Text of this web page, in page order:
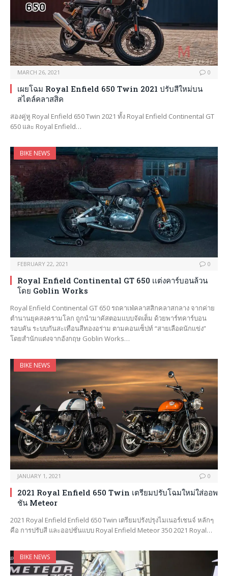
MARCH 26, 2021 0
เผยโฉม Royal Enfield 650 Twin 2021 ปรับสีใหม่บน
สไตล์คลาสสิค
สองคู่หู Royal Enfield 650 Twin 2021 ทั้ง Royal Enfield Continental GT
650 และ Royal Enfield…
BIKE NEWS
FEBRUARY 22, 2021 0
Royal Enfield Continental GT 650 เเต่งคาร์บอนล้วน
โดย Goblin Works
Royal Enfield Continental GT 650 รถคาเฟ่คลาสสิกคลาสกลาง จากค่าย
ตำนานยุคสงครามโลก ถูกนำมาคัสตอมเเบบจัดเต็ม ด้วยพาร์ทคาร์บอน
รอบคัน ระบบกันสะเทือนสีทองอร่าม ตามคอนเซ็ปท์ “สายเลือดนักเเข่ง”
โดยสำนักแต่งจากอังกฤษ Goblin Works…
BIKE NEWS
JANUARY 1, 2021 0
2021 Royal Enfield 650 Twin เตรียมปรับโฉมใหม่ใส่ออพ
ชัน Meteor
2021 Royal Enfield Enfield 650 Twin เตรียมปรังปรุงไมเนอร์เชนจ์ หลักๆ
คือ การปรับสี และออปชั่นแบบ Royal Enfield Meteor 350 2021 Royal…
BIKE NEWS